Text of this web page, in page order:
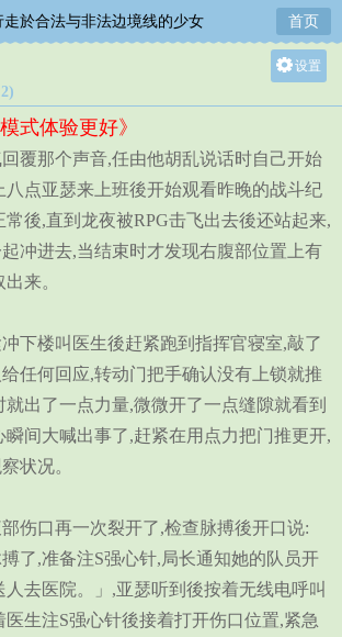
走於合法与非法边境线的少女 首页
设置
中
小
式体验更好》
那个声音,任由他胡乱说话时自己开始
八点亚瑟来上班後开始观看昨晚的战斗纪
後,直到龙夜被RPG击飞出去後还站起来,
冲进去,当结束时才发现右腹部位置上有
来。
楼叫医生後赶紧跑到指挥官寝室,敲了
任何回应,转动门把手确认没有上锁就推
出了一点力量,微微开了一点缝隙就看到
瞬间大喊出事了,赶紧在用点力把门推更开,
状况。
口再一次裂开了,检查脉搏後开口说:
搏了,准备注S强心针,局长通知她的队员开
去医院。」,亚瑟听到後按着无线电呼叫
生注S强心针後接着打开伤口位置,紧急